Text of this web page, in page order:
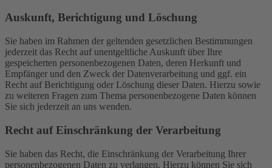
Auskunft, Berichtigung und Löschung
Sie haben im Rahmen der geltenden gesetzlichen Bestimmungen
jederzeit das Recht auf unentgeltliche Auskunft über Ihre
gespeicherten personenbezogenen Daten, deren Herkunft und
Empfänger und den Zweck der Datenverarbeitung und ggf. ein
Recht auf Berichtigung oder Löschung dieser Daten. Hierzu sowie
zu weiteren Fragen zum Thema personenbezogene Daten können
Sie sich jederzeit an uns wenden.
Recht auf Einschränkung der Verarbeitung
Sie haben das Recht, die Einschränkung der Verarbeitung Ihrer
personenbezogenen Daten zu verlangen. Hierzu können Sie sich